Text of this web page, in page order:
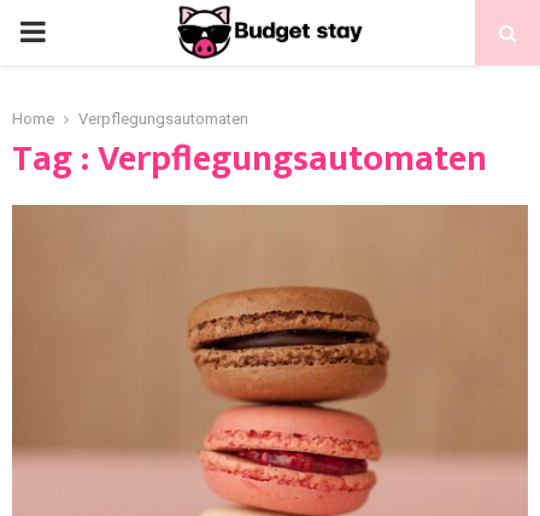
Home Verpflegungsautomaten
Tag : Verpflegungsautomaten